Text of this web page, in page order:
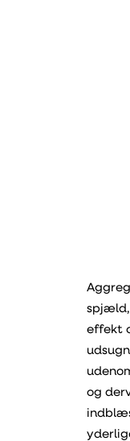
spjæld,
effekt
og